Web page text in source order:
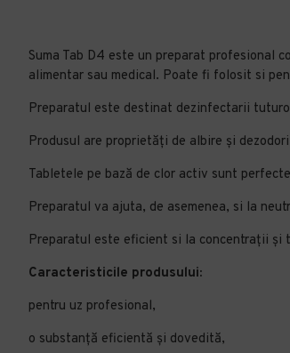
Suma Tab D4 este un preparat profesional
alimentar sau medical. Poate fi folosit si
Preparatul este destinat dezinfectarii
Produsul are proprietăți de albire și
Tabletele pe bază de clor activ sunt
Preparatul va ajuta, de asemenea, si la
Preparatul este eficient si la concentrații și
Caracteristicile produsului:
pentru uz profesional,
o substanță eficientă și dovedită,